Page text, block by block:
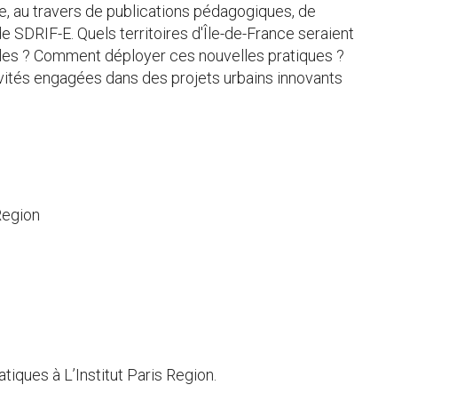
au travers de publications pédagogiques, de
E. Quels territoires d'Île-de-France seraient
? Comment déployer ces nouvelles pratiques ?
engagées dans des projets urbains innovants
à L’Institut Paris Region.